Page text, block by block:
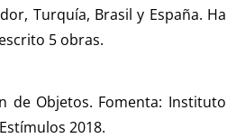
Turquía, Brasil y España. Ha
5 obras.
de Objetos. Fomenta: Instituto
2018.